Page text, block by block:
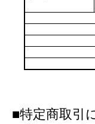
■特定商取引